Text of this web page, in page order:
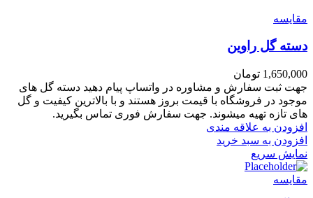
مقايسه
دسته گل راوین
1,650,000 تومان
جهت ثبت سفارش و مشاوره در واتساپ پیام دهید دسته گل های
موجود در فروشگاه با قیمت بروز هستند و با بالاترین کیفیت و گل
های تازه تهیه میشوند. جهت سفارش فوری تماس بگیرید.
افزودن به علاقه مندی
افزودن به سبد خرید
نمایش سریع
مقايسه